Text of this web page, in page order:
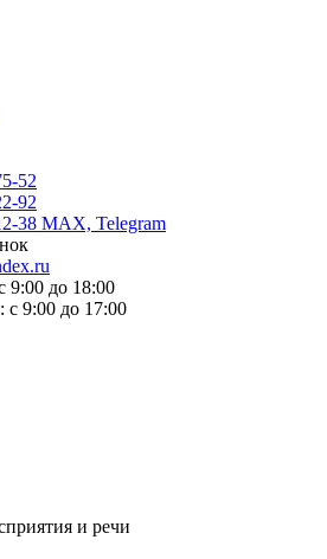
52
92
38 MAX, Telegram
9:00 до 18:00
9:00 до 17:00
и речи